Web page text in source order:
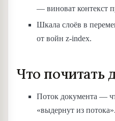
— виноват контекст
Шкала слоёв в
от войн z-index.
Что почитать
Поток документа —
«выдернут из потока».